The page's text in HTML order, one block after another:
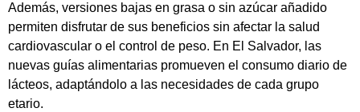
Además, versiones bajas en grasa o sin azúcar añadido
permiten disfrutar de sus beneficios sin afectar la salud
cardiovascular o el control de peso. En El Salvador, las
nuevas guías alimentarias promueven el consumo diario de
lácteos, adaptándolo a las necesidades de cada grupo
etario.